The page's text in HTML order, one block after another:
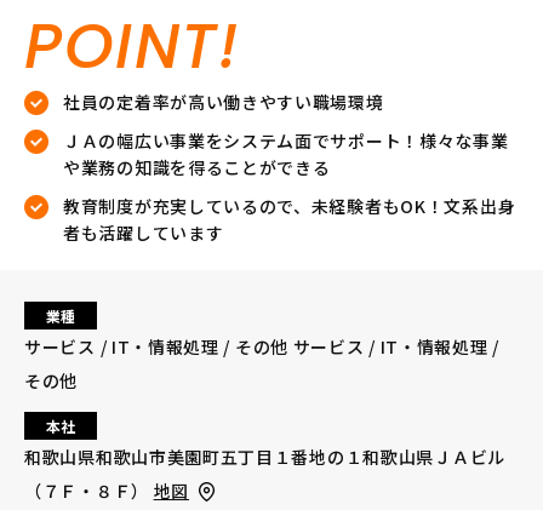
POINT!
社員の定着率が高い働きやすい職場環境
ＪＡの幅広い事業をシステム面でサポート！様々な事業
や業務の知識を得ることができる
教育制度が充実しているので、未経験者もOK！文系出身
者も活躍しています
業種
サービス / IT・情報処理 / その他 サービス / IT・情報処理 /
その他
本社
和歌山県和歌山市美園町五丁目１番地の１和歌山県ＪＡビル
（７Ｆ・８Ｆ） 地図